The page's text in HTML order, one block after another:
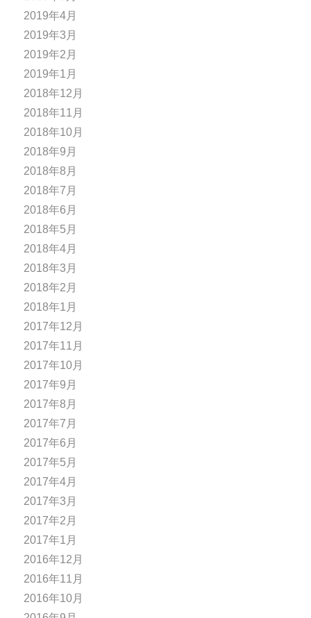
2019年4月
2019年3月
2019年2月
2019年1月
2018年12月
2018年11月
2018年10月
2018年9月
2018年8月
2018年7月
2018年6月
2018年5月
2018年4月
2018年3月
2018年2月
2018年1月
2017年12月
2017年11月
2017年10月
2017年9月
2017年8月
2017年7月
2017年6月
2017年5月
2017年4月
2017年3月
2017年2月
2017年1月
2016年12月
2016年11月
2016年10月